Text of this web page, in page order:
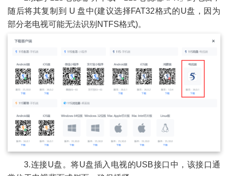
随后将其复制到 U 盘中(建议选择FAT32格式的U盘，因为
部分老电视可能无法识别NTFS格式)。
3.连接U盘。将U盘插入电视的USB接口中，该接口通